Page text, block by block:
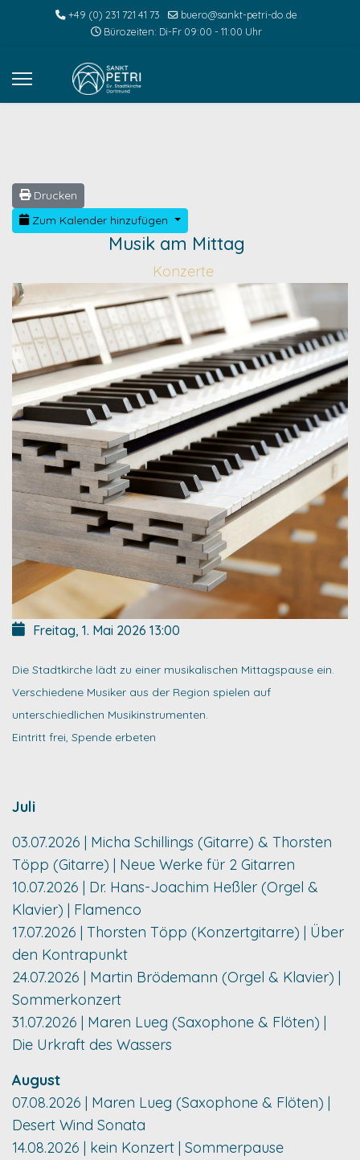
+49 (0) 231 721 41 73
buero@sankt-petri-do.de
Bürozeiten: Di-Fr 09:00 - 11:00 Uhr
Drucken
Zum Kalender hinzufügen
Musik am Mittag
Konzerte
Freitag, 1. Mai 2026 13:00
Die Stadtkirche lädt zu einer musikalischen Mittagspause ein.
Verschiedene Musiker aus der Region spielen auf
unterschiedlichen Musikinstrumenten.
Eintritt frei, Spende erbeten
Juli
03.07.2026 | Micha Schillings (Gitarre) & Thorsten
Töpp (Gitarre) | Neue Werke für 2 Gitarren
10.07.2026 | Dr. Hans-Joachim Heßler (Orgel &
Klavier) | Flamenco
17.07.2026 | Thorsten Töpp (Konzertgitarre) | Über
den Kontrapunkt
24.07.2026 | Martin Brödemann (Orgel & Klavier) |
Sommerkonzert
31.07.2026 | Maren Lueg (Saxophone & Flöten) |
Die Urkraft des Wassers
August
07.08.2026 | Maren Lueg (Saxophone & Flöten) |
Desert Wind Sonata
14.08.2026 | kein Konzert | Sommerpause